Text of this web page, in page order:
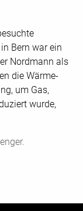
Bern war ein
Nordmann als
die Wärme-
um Gas,
wurde,